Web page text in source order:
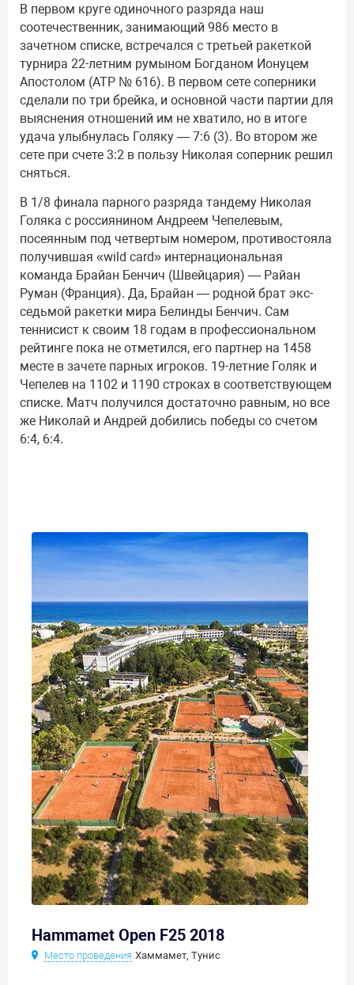
В первом круге одиночного разряда наш
соотечественник, занимающий 986 место в
зачетном списке, встречался с третьей ракеткой
турнира 22-летним румыном Богданом Ионуцем
Апостолом (АТР № 616). В первом сете соперники
сделали по три брейка, и основной части партии для
выяснения отношений им не хватило, но в итоге
удача улыбнулась Голяку — 7:6 (3). Во втором же
сете при счете 3:2 в пользу Николая соперник решил
сняться.
В 1/8 финала парного разряда тандему Николая
Голяка с россиянином Андреем Чепелевым,
посеянным под четвертым номером, противостояла
получившая «wild card» интернациональная
команда Брайан Бенчич (Швейцария) — Райан
Руман (Франция). Да, Брайан — родной брат экс-
седьмой ракетки мира Белинды Бенчич. Сам
теннисист к своим 18 годам в профессиональном
рейтинге пока не отметился, его партнер на 1458
месте в зачете парных игроков. 19-летние Голяк и
Чепелев на 1102 и 1190 строках в соответствующем
списке. Матч получился достаточно равным, но все
же Николай и Андрей добились победы со счетом
6:4, 6:4.
Hammamet Open F25 2018
Место проведения Хаммамет, Тунис